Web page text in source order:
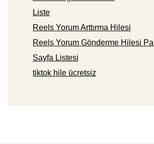
Liste
Reels Yorum Arttırma Hilesi
Reels Yorum Gönderme Hilesi
Sayfa Listesi
tiktok hile ücretsiz